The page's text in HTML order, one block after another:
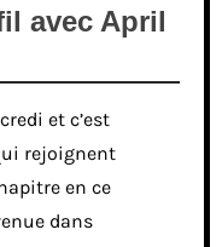
avec April
et c’est
rejoignent
en ce
dans